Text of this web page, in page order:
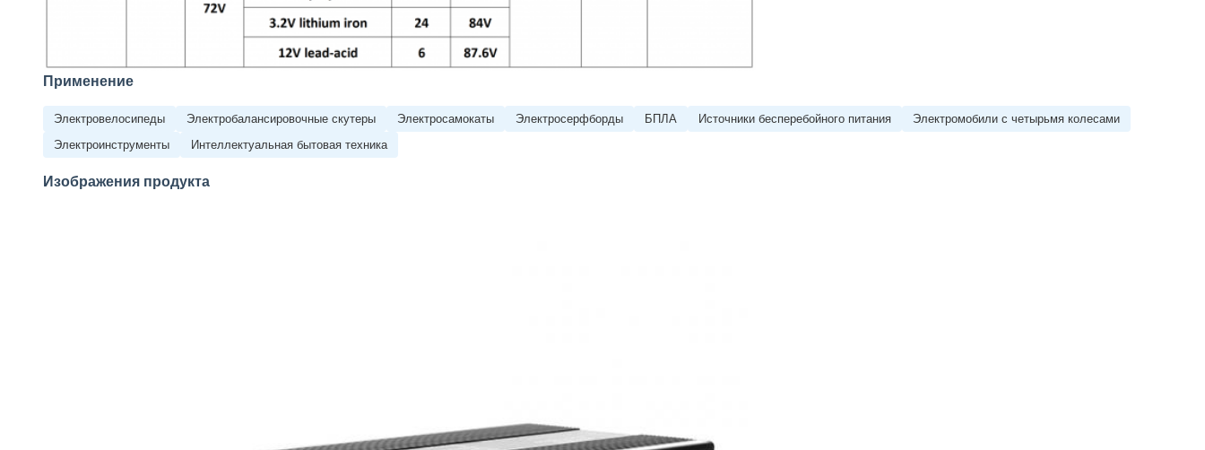
Применение
Электровелосипеды Электробалансировочные скутеры Электросамокаты Электросерфборды БПЛА Источники бесперебойного питания
Электромобили с четырьмя колесами
Электроинструменты
Интеллектуальная бытовая техника
Изображения продукта